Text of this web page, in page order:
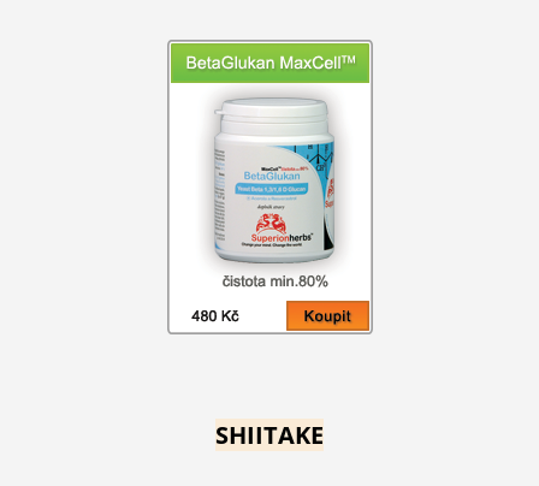
SHIITAKE